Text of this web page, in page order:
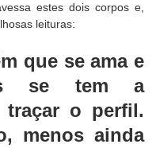
estes dois corpos e,
leituras:
que se ama e
se tem a
traçar o perfil.
menos ainda